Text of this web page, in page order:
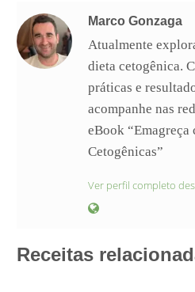
Marco Gonzaga
Atualmente
dieta cetogênica.
práticas e
acompanhe nas
eBook “Emagreça
Cetogênicas”
Ver perfil completo
Receitas